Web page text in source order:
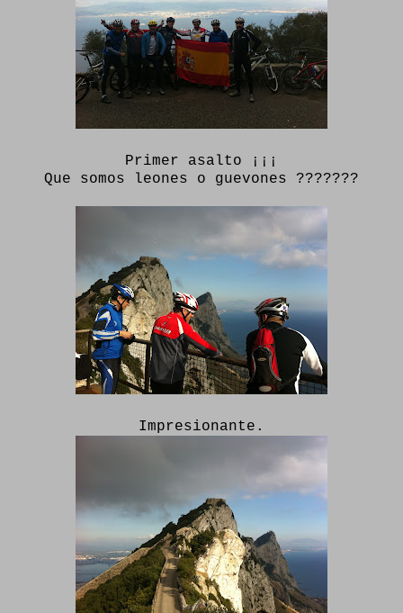
Primer asalto ¡¡¡
Que somos leones o guevones ???????
Impresionante.